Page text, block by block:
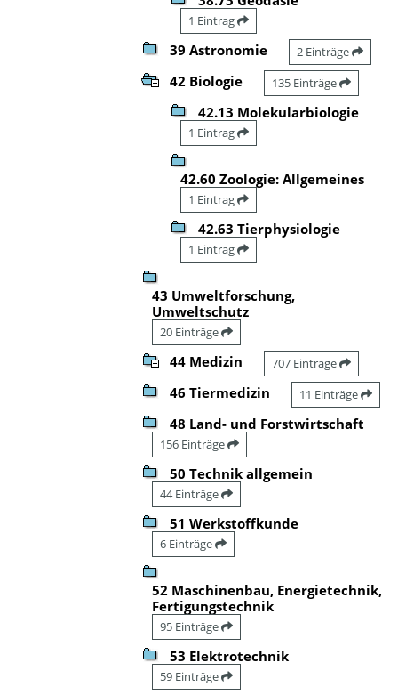
1 Eintrag
39 Astronomie 2 Einträge
42 Biologie 135 Einträge
42.13 Molekularbiologie
1 Eintrag
42.60 Zoologie: Allgemeines
1 Eintrag
42.63 Tierphysiologie
1 Eintrag
43 Umweltforschung,
Umweltschutz
20 Einträge
44 Medizin 707 Einträge
46 Tiermedizin 11 Einträge
48 Land- und Forstwirtschaft
156 Einträge
50 Technik allgemein
44 Einträge
51 Werkstoffkunde
6 Einträge
52 Maschinenbau, Energietechnik,
Fertigungstechnik
95 Einträge
53 Elektrotechnik
59 Einträge